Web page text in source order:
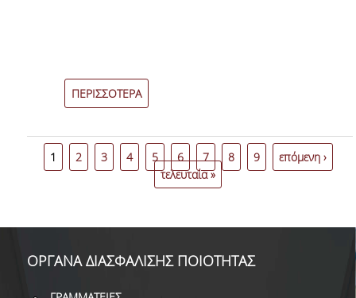
ΠΕΡΙΣΣΟΤΕΡΑ
1 2 3 4 5 6 7 8 9
επόμενη ›
τελευταία »
ΟΡΓΑΝΑ ΔΙΑΣΦΑΛΙΣΗΣ ΠΟΙΟΤΗΤΑΣ